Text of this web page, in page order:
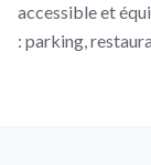
accessible et
: parking,